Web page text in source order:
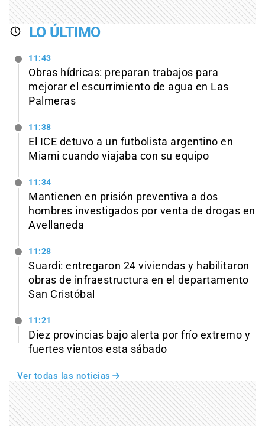
LO ÚLTIMO
11:43
Obras hídricas: preparan trabajos para
mejorar el escurrimiento de agua en Las
Palmeras
11:38
El ICE detuvo a un futbolista argentino en
Miami cuando viajaba con su equipo
11:34
Mantienen en prisión preventiva a dos
hombres investigados por venta de drogas en
Avellaneda
11:28
Suardi: entregaron 24 viviendas y habilitaron
obras de infraestructura en el departamento
San Cristóbal
11:21
Diez provincias bajo alerta por frío extremo y
fuertes vientos esta sábado
Ver todas las noticias